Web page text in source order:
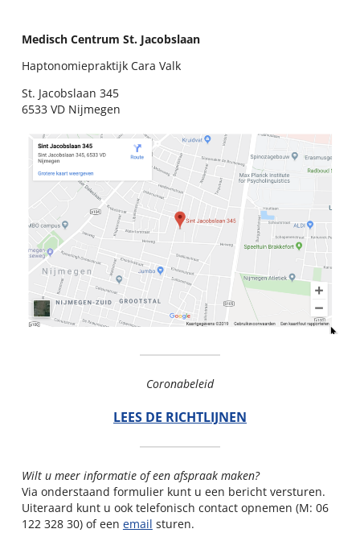
Medisch Centrum St. Jacobslaan
Haptonomiepraktijk Cara Valk
St. Jacobslaan 345
6533 VD Nijmegen
Coronabeleid
LEES DE RICHTLIJNEN
Wilt u meer informatie of een afspraak maken?
Via onderstaand formulier kunt u een bericht versturen.
Uiteraard kunt u ook telefonisch contact opnemen (M: 06
122 328 30) of een email sturen.